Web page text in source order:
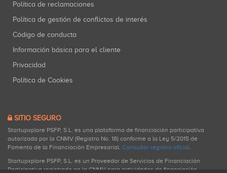
Política de reclamaciones
Política de gestión de conflictos de interés
Código de conducta
Información básica para el cliente
Privacidad
Política de Cookies
SITIO SEGURO
Startupxplore PSFP, S.L. es una plataforma de financiación participativa
autorizada por la CNMV (Registro No. 18) conforme a la Ley 5/2015 de
Fomento de la Financiación Empresarial. Consultar registro oficial.
Startupxplore PSFP, S.L. es un Proveedor de Servicios de Financiación
Participativa registrado en la CNMV para actividades de financiación